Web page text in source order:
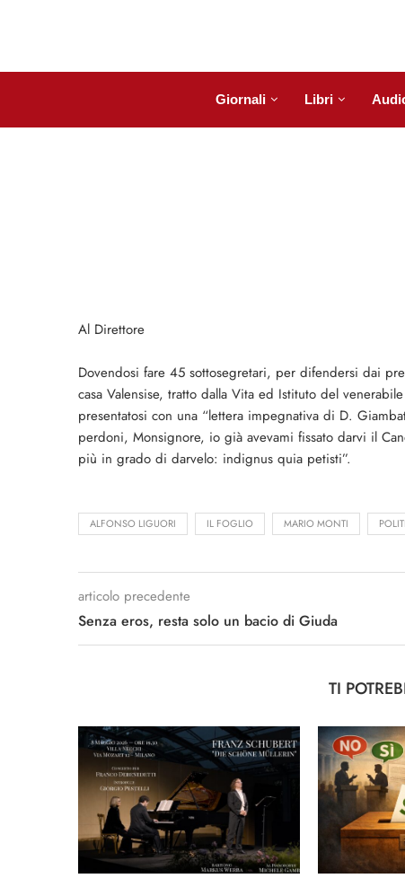
Giornali Libri
Al Direttore
Dovendosi fare 45 sottosegretari, per difendersi dai
casa Valensise, tratto dalla Vita ed Istituto del
presentatosi con una “lettera impegnativa di D.
perdoni, Monsignore, io già avevami fissato darvi il
più in grado di darvelo: indignus quia petisti”.
ALFONSO LIGUORI IL FOGLIO MARIO MONTI
articolo precedente
Senza eros, resta solo un bacio di Giuda
TI